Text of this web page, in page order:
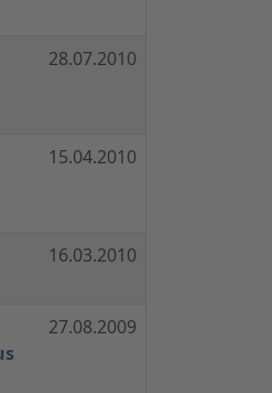
28.07.2010
15.04.2010
16.03.2010
27.08.2009